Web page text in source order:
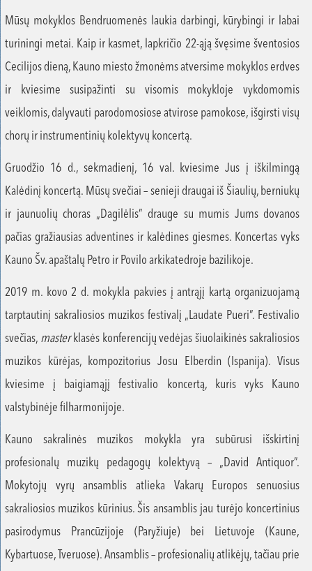
Mūsų mokyklos Bendruomenės laukia darbingi, kūrybingi ir labai
turiningi metai. Kaip ir kasmet, lapkričio 22-ąją švęsime šventosios
Cecilijos dieną, Kauno miesto žmonėms atversime mokyklos erdves
ir kviesime susipažinti su visomis mokykloje vykdomomis
veiklomis, dalyvauti parodomosiose atvirose pamokose, išgirsti visų
chorų ir instrumentinių kolektyvų koncertą.
Gruodžio 16 d., sekmadienį, 16 val. kviesime Jus į iškilmingą
Kalėdinį koncertą. Mūsų svečiai – senieji draugai iš Šiaulių, berniukų
ir jaunuolių choras „Dagilėlis” drauge su mumis Jums dovanos
pačias gražiausias adventines ir kalėdines giesmes. Koncertas vyks
Kauno Šv. apaštalų Petro ir Povilo arkikatedroje bazilikoje.
2019 m. kovo 2 d. mokykla pakvies į antrąjį kartą organizuojamą
tarptautinį sakraliosios muzikos festivalį „Laudate Pueri”. Festivalio
svečias, master klasės konferencijų vedėjas šiuolaikinės sakraliosios
muzikos kūrėjas, kompozitorius Josu Elberdin (Ispanija). Visus
kviesime į baigiamąjį festivalio koncertą, kuris vyks Kauno
valstybinėje filharmonijoje.
Kauno sakralinės muzikos mokykla yra subūrusi išskirtinį
profesionalų muzikų pedagogų kolektyvą – „David Antiquor”.
Mokytojų vyrų ansamblis atlieka Vakarų Europos senuosius
sakraliosios muzikos kūrinius. Šis ansamblis jau turėjo koncertinius
pasirodymus Prancūzijoje (Paryžiuje) bei Lietuvoje (Kaune,
Kybartuose, Tveruose). Ansamblis – profesionalių atlikėjų, tačiau prie